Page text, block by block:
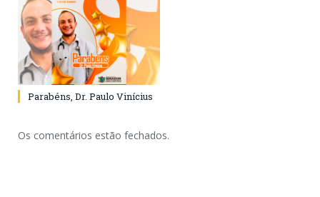
Parabéns, Dr. Paulo Vinícius
Os comentários estão fechados.